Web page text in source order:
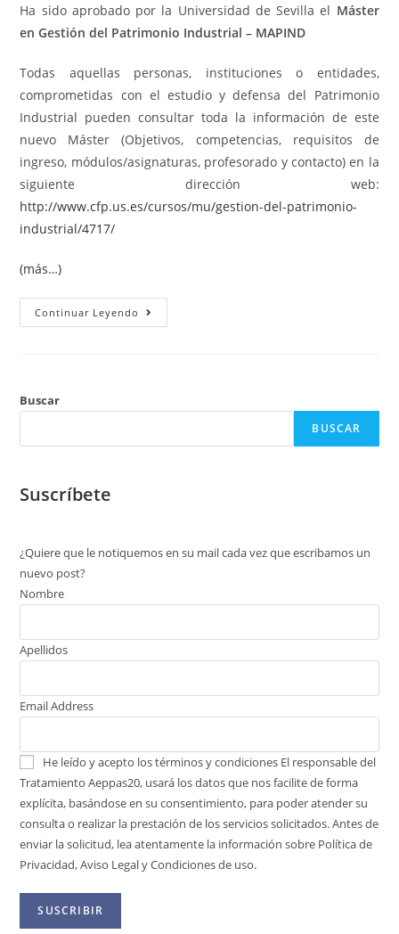
Ha sido aprobado por la Universidad de Sevilla el Máster
en Gestión del Patrimonio Industrial – MAPIND
Todas aquellas personas, instituciones o entidades,
comprometidas con el estudio y defensa del Patrimonio
Industrial pueden consultar toda la información de este
nuevo Máster (Objetivos, competencias, requisitos de
ingreso, módulos/asignaturas, profesorado y contacto) en la
siguiente dirección web:
http://www.cfp.us.es/cursos/mu/gestion-del-patrimonio-
industrial/4717/
(más…)
Continuar Leyendo
Buscar
BUSCAR
Suscríbete
¿Quiere que le notiquemos en su mail cada vez que escribamos un
nuevo post?
Nombre
Apellidos
Email Address
He leído y acepto los términos y condiciones El responsable del
Tratamiento Aeppas20, usará los datos que nos facilite de forma
explícita, basándose en su consentimiento, para poder atender su
consulta o realizar la prestación de los servicios solicitados. Antes de
enviar la solicitud, lea atentamente la información sobre Política de
Privacidad, Aviso Legal y Condiciones de uso.